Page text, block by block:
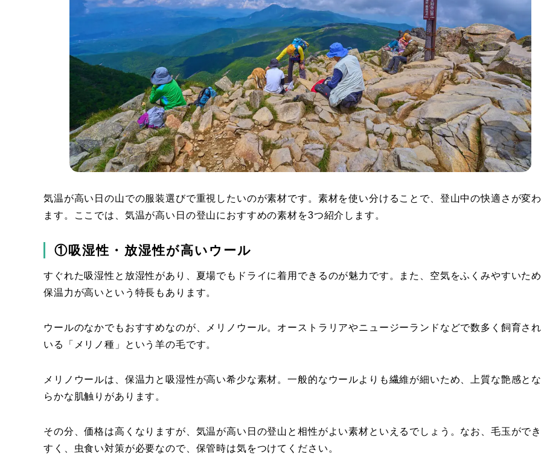
気温が高い日の山での服装選びで重視したいのが素材です。素材を使い分けることで、登山中の快適さが変
ます。ここでは、気温が高い日の登山におすすめの素材を3つ紹介します。
①吸湿性・放湿性が高いウール
すぐれた吸湿性と放湿性があり、夏場でもドライに着用できるのが魅力です。また、空気をふくみやすいた
保温力が高いという特長もあります。
ウールのなかでもおすすめなのが、メリノウール。オーストラリアやニュージーランドなどで数多く飼育さ
いる「メリノ種」という羊の毛です。
メリノウールは、保温力と吸湿性が高い希少な素材。一般的なウールよりも繊維が細いため、上質な艶感と
らかな肌触りがあります。
その分、価格は高くなりますが、気温が高い日の登山と相性がよい素材といえるでしょう。なお、毛玉がで
すく、虫食い対策が必要なので、保管時は気をつけてください。